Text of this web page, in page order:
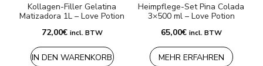
Kollagen-Filler Gelatina
Matizadora 1L – Love Potion
72,00€ incl. BTW
IN DEN WARENKORB
Heimpflege-Set Pina Colada
3×500 ml – Love Potion
65,00€ incl. BTW
MEHR ERFAHREN